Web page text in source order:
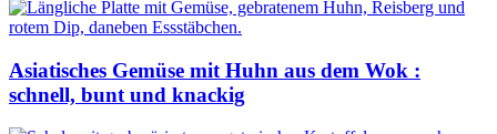
Asiatisches Gemüse mit Huhn aus dem Wok :
schnell, bunt und knackig